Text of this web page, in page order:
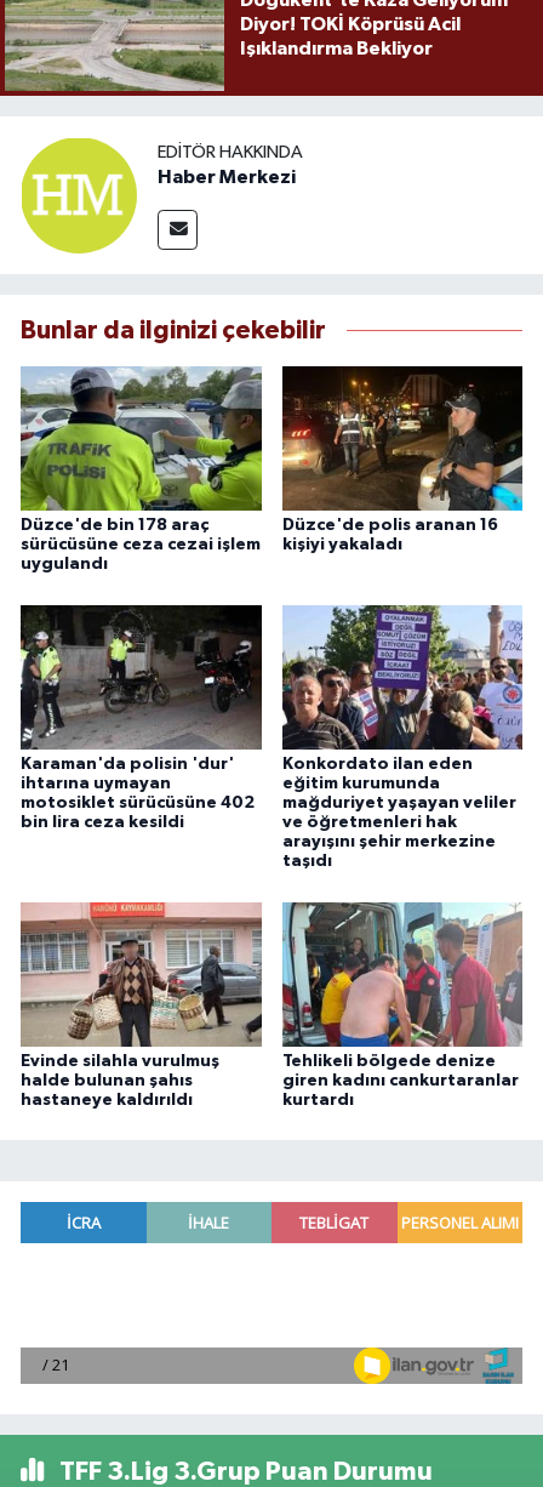
Diyor! TOKİ Köprüsü Acil
Işıklandırma Bekliyor
EDITÖR HAKKINDA
Haber Merkezi
Bunlar da ilginizi çekebilir
Düzce'de bin 178 araç
sürücüsüne ceza cezai işlem
uygulandı
Düzce'de polis aranan 16
kişiyi yakaladı
Karaman'da polisin 'dur'
ihtarına uymayan
motosiklet sürücüsüne 402
bin lira ceza kesildi
Konkordato ilan eden
eğitim kurumunda
mağduriyet yaşayan veliler
ve öğretmenleri hak
arayışını şehir merkezine
taşıdı
Evinde silahla vurulmuş
halde bulunan şahıs
hastaneye kaldırıldı
Tehlikeli bölgede denize
giren kadını cankurtaranlar
kurtardı
TFF 3.Lig 3.Grup Puan Durumu